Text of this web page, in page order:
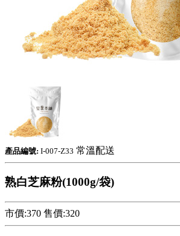
產品編號: I-007-Z33 常溫配送
熟白芝麻粉(1000g/袋)
市價:370 售價:320